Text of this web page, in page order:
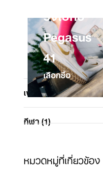
เพศ (1)
กีฬา(1)
วิ่งไปกับ
Pegasus
41
เลือกซื้อ
หมวดหมู่ที่เกี่ยวข้อง